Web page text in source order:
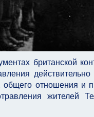
британской
отношения и
жителей